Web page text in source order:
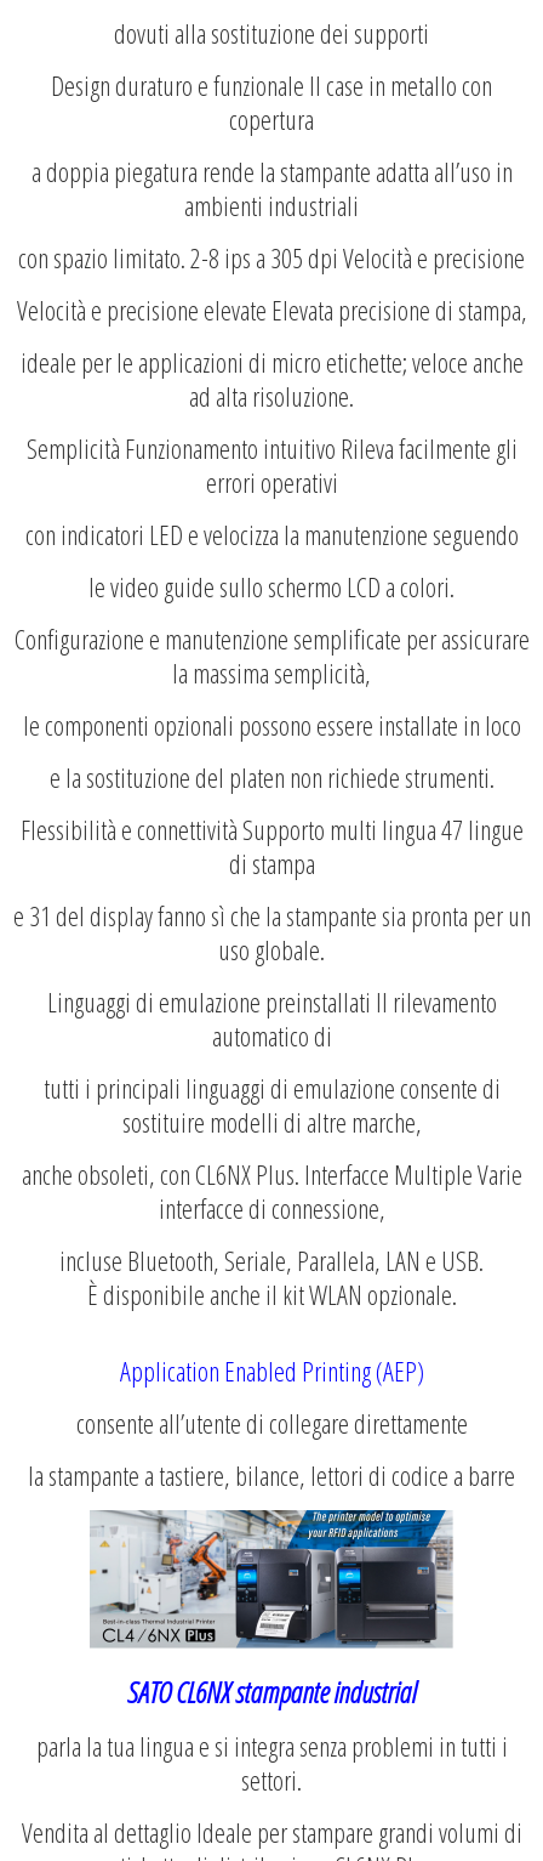
dovuti alla sostituzione dei supporti
Design duraturo e funzionale Il case in metallo con
copertura
a doppia piegatura rende la stampante adatta all’uso in
ambienti industriali
con spazio limitato. 2-8 ips a 305 dpi Velocità e precisione
Velocità e precisione elevate Elevata precisione di stampa,
ideale per le applicazioni di micro etichette; veloce anche
ad alta risoluzione.
Semplicità Funzionamento intuitivo Rileva facilmente gli
errori operativi
con indicatori LED e velocizza la manutenzione seguendo
le video guide sullo schermo LCD a colori.
Configurazione e manutenzione semplificate per assicurare
la massima semplicità,
le componenti opzionali possono essere installate in loco
e la sostituzione del platen non richiede strumenti.
Flessibilità e connettività Supporto multi lingua 47 lingue
di stampa
e 31 del display fanno sì che la stampante sia pronta per un
uso globale.
Linguaggi di emulazione preinstallati Il rilevamento
automatico di
tutti i principali linguaggi di emulazione consente di
sostituire modelli di altre marche,
anche obsoleti, con CL6NX Plus. Interfacce Multiple Varie
interfacce di connessione,
incluse Bluetooth, Seriale, Parallela, LAN e USB.
È disponibile anche il kit WLAN opzionale.
Application Enabled Printing (AEP)
consente all’utente di collegare direttamente
la stampante a tastiere, bilance, lettori di codice a barre
SATO CL6NX stampante industrial
parla la tua lingua e si integra senza problemi in tutti i
settori.
Vendita al dettaglio Ideale per stampare grandi volumi di